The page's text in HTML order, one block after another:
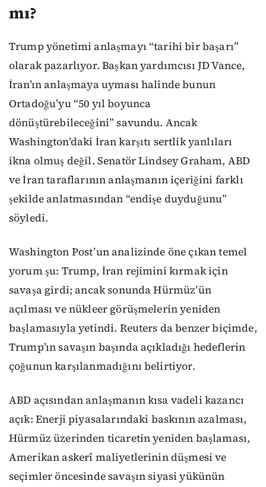
mı?
Trump yönetimi anlaşmayı “tarihi bir başarı”
olarak pazarlıyor. Başkan yardımcısı JD Vance,
İran’ın anlaşmaya uyması halinde bunun
Ortadoğu’yu “50 yıl boyunca
dönüştürebileceğini” savundu. Ancak
Washington’daki İran karşıtı sertlik yanlıları
ikna olmuş değil. Senatör Lindsey Graham, ABD
ve İran taraflarının anlaşmanın içeriğini farklı
şekilde anlatmasından “endişe duyduğunu”
söyledi.
Washington Post’un analizinde öne çıkan temel
yorum şu: Trump, İran rejimini kırmak için
savaşa girdi; ancak sonunda Hürmüz’ün
açılması ve nükleer görüşmelerin yeniden
başlamasıyla yetindi. Reuters da benzer biçimde,
Trump’ın savaşın başında açıkladığı hedeflerin
çoğunun karşılanmadığını belirtiyor.
ABD açısından anlaşmanın kısa vadeli kazancı
açık: Enerji piyasalarındaki baskının azalması,
Hürmüz üzerinden ticaretin yeniden başlaması,
Amerikan askerî maliyetlerinin düşmesi ve
seçimler öncesinde savaşın siyasi yükünün